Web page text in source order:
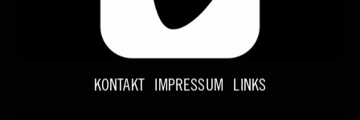
KONTAKT IMPRESSUM LINKS